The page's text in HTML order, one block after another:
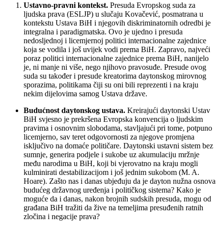
Ustavno-pravni kontekst. Presuda Evropskog suda za
ljudska prava (ESLJP) u slučaju Kovačević, posmatrana u
kontekstu Ustava BiH i njegovih diskriminatornih odredbi je
integralna i paradigmatska. Ovo je ujedno i presuda
nedosljednoj i licemjernoj politici internacionalne zajednice
koja se vodila i još uvijek vodi prema BiH. Zapravo, najveći
poraz politici internacionalne zajednice prema BiH, nanijelo
je, ni manje ni više, nego njihovo pravosuđe. Presude ovog
suda su također i presude kreatorima daytonskog mirovnog
sporazima, politikama čiji su oni bili reprezenti i na kraju
nekim dijelovima samog Ustava države.
Budućnost daytonskog ustava. Kreirajući daytonski Ustav
BiH svjesno je prekršena Evropska konvencija o ljudskim
pravima i osnovnim slobodama, stavljajući pri tome, potpuno
licemjerno, sav teret odgovornosti za njegove promjena
isključivo na domaće političare. Daytonski ustavni sistem bez
sumnje, generira podjele i sukobe uz akumulaciju mržnje
među narodima u BiH, koji bi vjerovatno na kraju mogli
kulminirati destabilizacijom i još jednim sukobom (M. A.
Hoare). Zašto nas i danas ubjeđuju da je dayton nužna osnova
budućeg državnog uređenja i političkog sistema? Kako je
moguće da i danas, nakon brojnih sudskih presuda, mogu od
građana BiH tražiti da žive na temeljima presuđenih ratnih
zločina i negacije prava?